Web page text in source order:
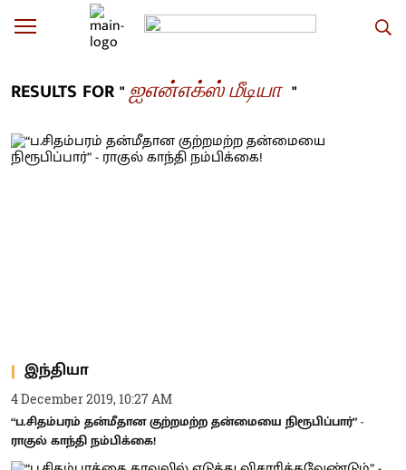
RESULTS FOR " ஐஎன்எக்ஸ் மீடியா "
இந்தியா
4 December 2019, 10:27 AM
“ப.சிதம்பரம் தன்மீதான குற்றமற்ற தன்மையை நிரூபிப்பார்” -
ராகுல் காந்தி நம்பிக்கை!